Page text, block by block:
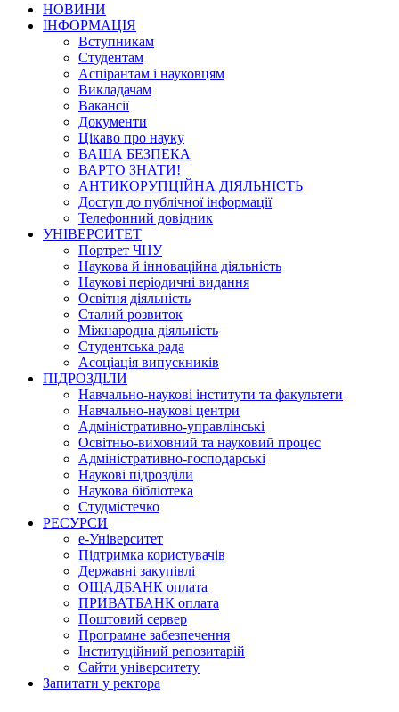
НОВИНИ
ІНФОРМАЦІЯ
Вступникам
Студентам
Аспірантам і науковцям
Викладачам
Вакансії
Документи
Цікаво про науку
ВАША БЕЗПЕКА
ВАРТО ЗНАТИ!
АНТИКОРУПЦІЙНА ДІЯЛЬНІСТЬ
Доступ до публічної інформації
Телефонний довідник
УНІВЕРСИТЕТ
Портрет ЧНУ
Наукова й інноваційна діяльність
Наукові періодичні видання
Освітня діяльність
Сталий розвиток
Міжнародна діяльність
Студентська рада
Асоціація випускників
ПІДРОЗДІЛИ
Навчально-наукові інститути та факультети
Навчально-наукові центри
Адміністративно-управлінські
Освітньо-виховний та науковий процес
Адміністративно-господарські
Наукові підрозділи
Наукова бібліотека
Студмістечко
РЕСУРСИ
е-Університет
Підтримка користувачів
Державні закупівлі
ОЩАДБАНК оплата
ПРИВАТБАНК оплата
Поштовий сервер
Програмне забезпечення
Інституційний репозитарій
Сайти університету
Запитати у ректора